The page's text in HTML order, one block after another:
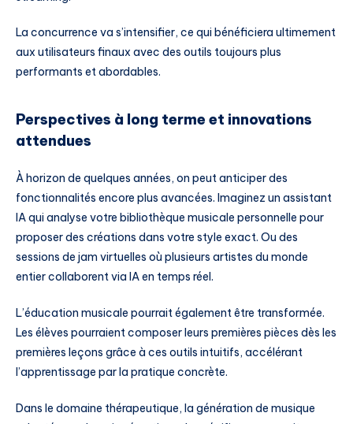
La concurrence va s’intensifier, ce qui bénéficiera ultimement
aux utilisateurs finaux avec des outils toujours plus
performants et abordables.
Perspectives à long terme et innovations
attendues
À horizon de quelques années, on peut anticiper des
fonctionnalités encore plus avancées. Imaginez un assistant
IA qui analyse votre bibliothèque musicale personnelle pour
proposer des créations dans votre style exact. Ou des
sessions de jam virtuelles où plusieurs artistes du monde
entier collaborent via IA en temps réel.
L’éducation musicale pourrait également être transformée.
Les élèves pourraient composer leurs premières pièces dès les
premières leçons grâce à ces outils intuitifs, accélérant
l’apprentissage par la pratique concrète.
Dans le domaine thérapeutique, la génération de musique